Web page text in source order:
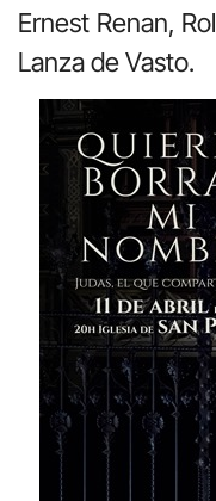
Ernest Renan,
Lanza de Vasto.